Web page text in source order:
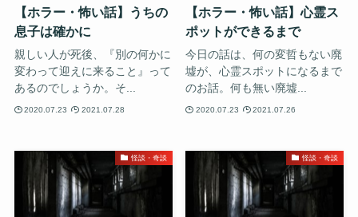
【ホラー・怖い話】うちの
息子は確かに
親しい人が死後、『別の何かに
変わって迎えに来ること』って
あるのでしょうか。そ...
2020.07.23 2021.07.28
【ホラー・怖い話】心霊ス
ポットができるまで
今日の話は、何の変哲もない廃
墟が、心霊スポットになるまで
のお話。何も無い廃墟...
2020.07.23 2021.07.26
怪談・奇談 怪談・奇談